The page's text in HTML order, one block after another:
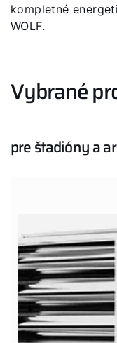
kompletné
WOLF.
Vybrané
pre štadióny a
Dobrý deň!
Služby
Hotline
Dôležité odkazy
Kontakty
Servisný